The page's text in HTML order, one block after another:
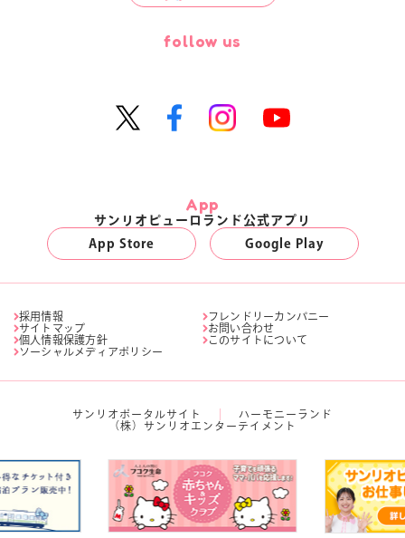
follow us
App
サンリオピューロランド公式アプリ
App Store
Google Play
採用情報
フレンドリーカンパニー
サイトマップ
お問い合わせ
個人情報保護方針
このサイトについて
ソーシャルメディアポリシー
サンリオポータルサイト
ハーモニーランド
（株）サンリオエンターテイメント